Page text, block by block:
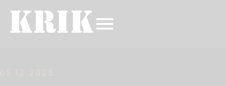
05.12.2025.